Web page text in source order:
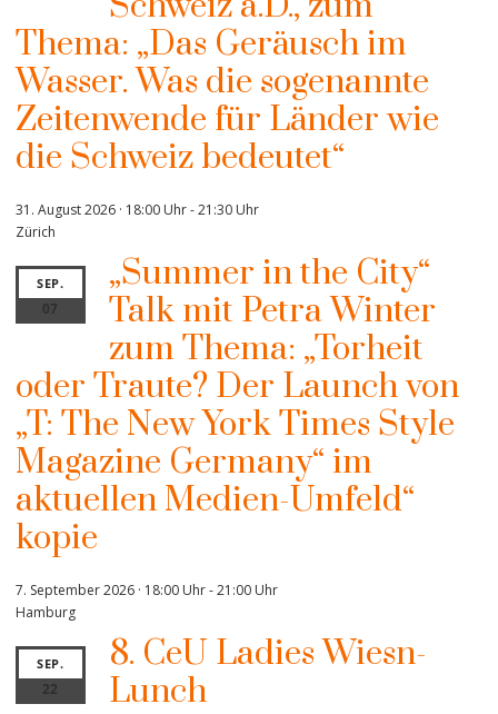
Thema: „Das Geräusch im
Wasser. Was die sogenannte
Zeitenwende für Länder wie
die Schweiz bedeutet“
31. August 2026 · 18:00 Uhr-21:30 Uhr
Zürich
SEP.
07
„Summer in the City“
Talk mit Petra Winter
zum Thema: „Torheit
oder Traute? Der Launch von
„T: The New York Times Style
Magazine Germany“ im
aktuellen Medien-Umfeld“
kopie
7. September 2026 · 18:00 Uhr-21:00 Uhr
Hamburg
SEP.
22
8. CeU Ladies Wiesn-
Lunch